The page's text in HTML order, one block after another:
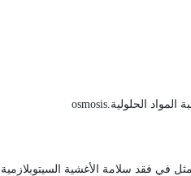
الحلوليةosmosis.
في فقد سلامة الأغشية السيتوبلازمية